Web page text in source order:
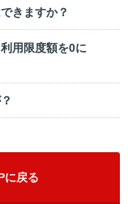
きますか？
用限度額を0に
に戻る